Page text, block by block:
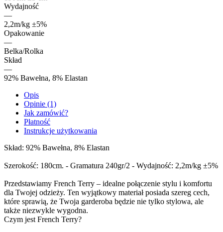
Wydajność
—
2,2m/kg ±5%
Opakowanie
—
Belka/Rolka
Skład
—
92% Bawełna, 8% Elastan
Opis
Opinie (1)
Jak zamówić?
Płatność
Instrukcje użytkowania
Skład: 92% Bawełna, 8% Elastan
Szerokość: 180cm. - Gramatura 240gr/2 - Wydajność: 2,2m/kg ±5%
Przedstawiamy French Terry – idealne połączenie stylu i komfortu
dla Twojej odzieży. Ten wyjątkowy materiał posiada szereg cech,
które sprawią, że Twoja garderoba będzie nie tylko stylowa, ale
także niezwykle wygodna.
Czym jest French Terry?